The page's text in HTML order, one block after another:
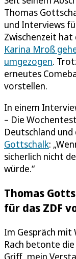
Thomas
und Interviews
Zwischenzeit hat
Karina Mroß
umgezogen.
erneutes
vorstellen.
In einem
– Die
Deutschland
Gottschalk:
sicherlich nicht
würde.“
Thomas
für das ZDF
Im Gespräch mit
Rach betonte die
Griff, mein